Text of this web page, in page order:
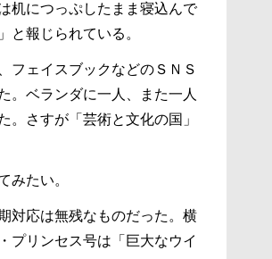
机につっぷしたまま寝込んで
と報じられている。
フェイスブックなどのＳＮＳ
。ベランダに一人、また一人
。さすが「芸術と文化の国」
みたい。
対応は無残なものだった。横
プリンセス号は「巨大なウイ